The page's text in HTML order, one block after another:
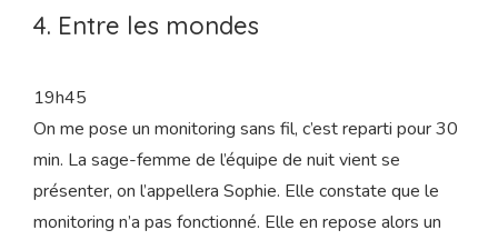
l’ouverture du col. Elle me propose de m’ausculter, je
je veux garder le contrôle !
4. Entre les mondes